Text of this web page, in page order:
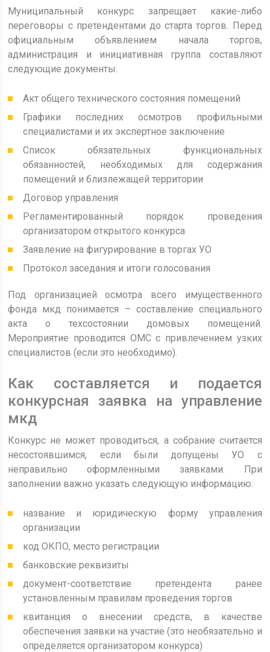
Муниципальный конкурс запрещает какие-либо
переговоры с претендентами до старта торгов. Перед
официальным объявлением начала торгов,
администрация и инициативная группа составляют
следующие документы:
Акт общего технического состояния помещений
Графики последних осмотров профильными
специалистами и их экспертное заключение
Список обязательных функциональных
обязанностей, необходимых для содержания
помещений и близлежащей территории
Договор управления
Регламентированный порядок проведения
организатором открытого конкурса
Заявление на фигурирование в торгах УО
Протокол заседания и итоги голосования
Под организацией осмотра всего имущественного
фонда мкд понимается – составление специального
акта о техсостоянии домовых помещений.
Мероприятие проводится ОМС с привлечением узких
специалистов (если это необходимо).
Как составляется и подается
конкурсная заявка на управление
мкд
Конкурс не может проводиться, а собрание считается
несостоявшимся, если были допущены УО с
неправильно оформленными заявками. При
заполнении важно указать следующую информацию:
название и юридическую форму управления
организации
код ОКПО, место регистрации
банковские реквизиты
документ-соответствие претендента ранее
установленным правилам проведения торгов
квитанция о внесении средств, в качестве
обеспечения заявки на участие (это необязательно и
определяется организатором конкурса)